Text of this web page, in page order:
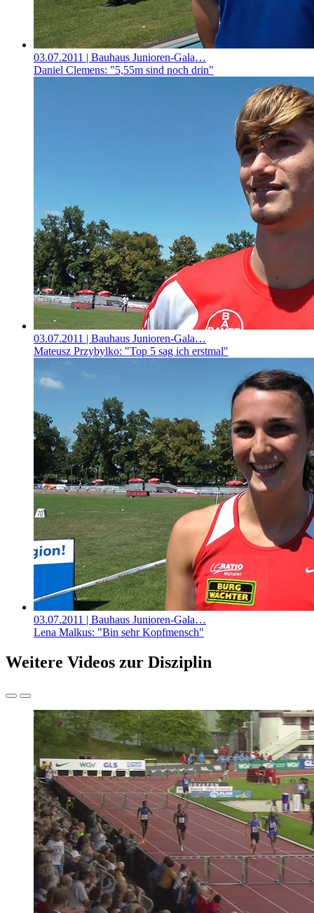
03.07.2011 | Bauhaus Junioren-Gala…
Daniel Clemens: "5,55m sind noch drin"
03.07.2011 | Bauhaus Junioren-Gala…
Mateusz Przybylko: "Top 5 sag ich erstmal"
03.07.2011 | Bauhaus Junioren-Gala…
Lena Malkus: "Bin sehr Kopfmensch"
Weitere Videos zur Disziplin